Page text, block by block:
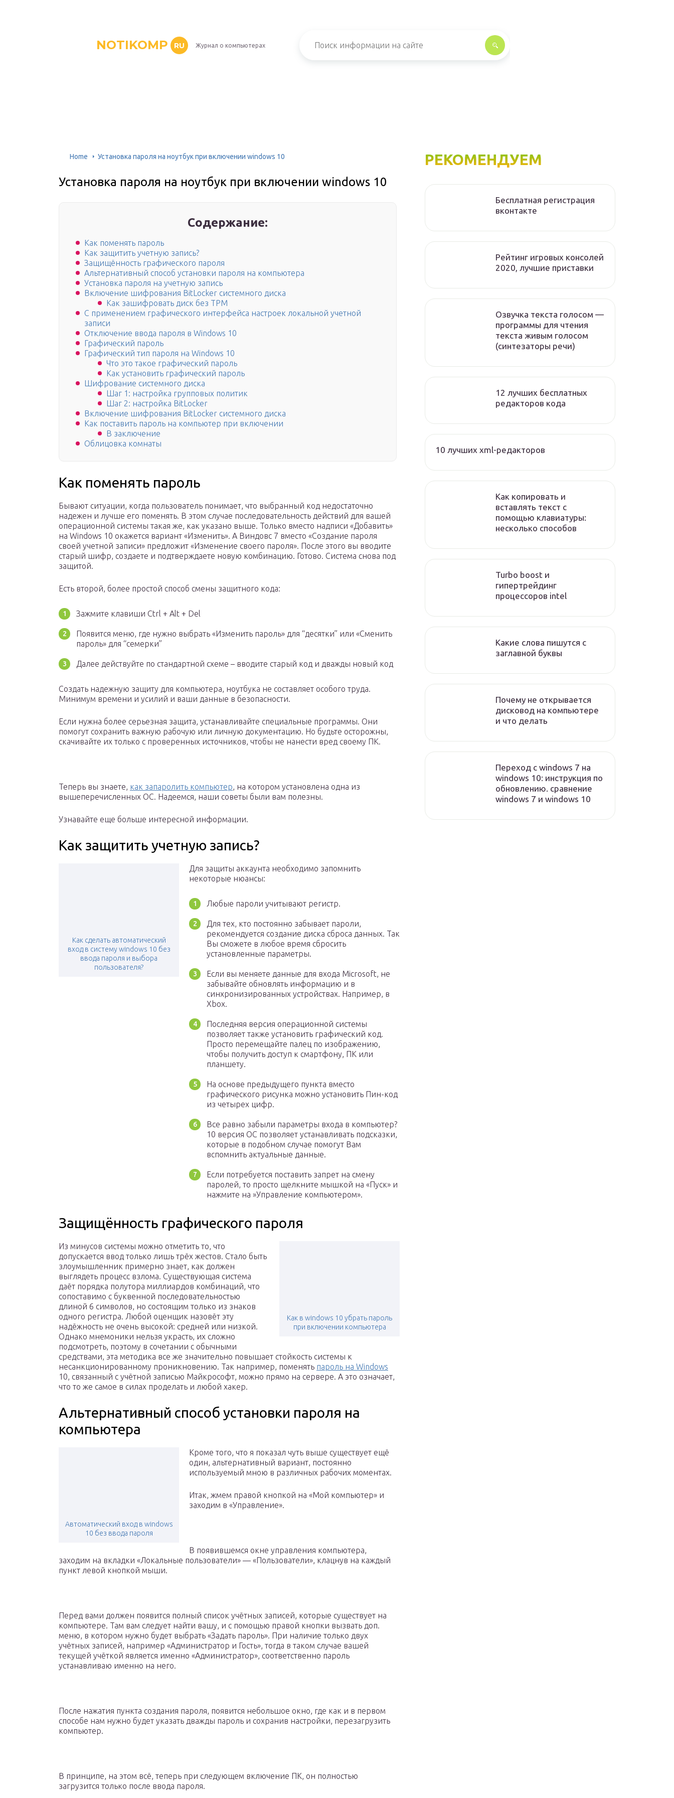
NOTIKOMP RU Журнал о компьютерах
Home Установка пароля на ноутбук при включении windows 10
Установка пароля на ноутбук при включении windows 10
Содержание:
Как поменять пароль
Как защитить учетную запись?
Защищённость графического пароля
Альтернативный способ установки пароля на компьютера
Установка пароля на учетную запись
Включение шифрования BitLocker системного диска
Как зашифровать диск без TPM
С применением графического интерфейса настроек локальной учетной
записи
Отключение ввода пароля в Windows 10
Графический пароль
Графический тип пароля на Windows 10
Что это такое графический пароль
Как установить графический пароль
Шифрование системного диска
Шаг 1: настройка групповых политик
Шаг 2: настройка BitLocker
Включение шифрования BitLocker системного диска
Как поставить пароль на компьютер при включении
В заключение
Облицовка комнаты
Как поменять пароль
Бывают ситуации, когда пользователь понимает, что выбранный код недостаточно
надежен и лучше его поменять. В этом случае последовательность действий для вашей
операционной системы такая же, как указано выше. Только вместо надписи «Добавить»
на Windows 10 окажется вариант «Изменить». А Виндовс 7 вместо «Создание пароля
своей учетной записи» предложит «Изменение своего пароля». После этого вы вводите
старый шифр, создаете и подтверждаете новую комбинацию. Готово. Система снова под
защитой.
Есть второй, более простой способ смены защитного кода:
Зажмите клавиши Ctrl + Alt + Del
Появится меню, где нужно выбрать «Изменить пароль» для “десятки” или «Сменить
пароль» для “семерки”
Далее действуйте по стандартной схеме – вводите старый код и дважды новый код
Создать надежную защиту для компьютера, ноутбука не составляет особого труда.
Минимум времени и усилий и ваши данные в безопасности.
Если нужна более серьезная защита, устанавливайте специальные программы. Они
помогут сохранить важную рабочую или личную документацию. Но будьте осторожны,
скачивайте их только с проверенных источников, чтобы не нанести вред своему ПК.
Теперь вы знаете, как запаролить компьютер, на котором установлена одна из
вышеперечисленных ОС. Надеемся, наши советы были вам полезны.
Узнавайте еще больше интересной информации.
Как защитить учетную запись?
Как сделать автоматический
вход в систему windows 10 без
ввода пароля и выбора
пользователя?
Для защиты аккаунта необходимо запомнить
некоторые нюансы:
Любые пароли учитывают регистр.
Для тех, кто постоянно забывает пароли,
рекомендуется создание диска сброса данных. Так
Вы сможете в любое время сбросить
установленные параметры.
Если вы меняете данные для входа Microsoft, не
забывайте обновлять информацию и в
синхронизированных устройствах. Например, в
Xbox.
Последняя версия операционной системы
позволяет также установить графический код.
Просто перемещайте палец по изображению,
чтобы получить доступ к смартфону, ПК или
планшету.
На основе предыдущего пункта вместо
графического рисунка можно установить Пин-код
из четырех цифр.
Все равно забыли параметры входа в компьютер?
10 версия ОС позволяет устанавливать подсказки,
которые в подобном случае помогут Вам
вспомнить актуальные данные.
Если потребуется поставить запрет на смену
паролей, то просто щелкните мышкой на «Пуск» и
нажмите на »Управление компьютером».
Защищённость графического пароля
Как в windows 10 убрать пароль
при включении компьютера
Из минусов системы можно отметить то, что
допускается ввод только лишь трёх жестов. Стало быть
злоумышленник примерно знает, как должен
выглядеть процесс взлома. Существующая система
даёт порядка полутора миллиардов комбинаций, что
сопоставимо с буквенной последовательностью
длиной 6 символов, но состоящим только из знаков
одного регистра. Любой оценщик назовёт эту
надёжность не очень высокой: средней или низкой.
Однако мнемоники нельзя украсть, их сложно
подсмотреть, поэтому в сочетании с обычными
средствами, эта методика все же значительно повышает стойкость системы к
несанкционированному проникновению. Так например, поменять пароль на Windows
10, связанный с учётной записью Майкрософт, можно прямо на сервере. А это означает,
что то же самое в силах проделать и любой хакер.
Альтернативный способ установки пароля на
компьютера
Автоматический вход в windows
10 без ввода пароля
Кроме того, что я показал чуть выше существует ещё
один, альтернативный вариант, постоянно
используемый мною в различных рабочих моментах.
Итак, жмем правой кнопкой на «Мой компьютер» и
заходим в «Управление».
В появившемся окне управления компьютера,
заходим на вкладки «Локальные пользователи» — «Пользователи», клацнув на каждый
пункт левой кнопкой мыши.
Перед вами должен появится полный список учётных записей, которые существует на
компьютере. Там вам следует найти вашу, и с помощью правой кнопки вызвать доп.
меню, в котором нужно будет выбрать «Задать пароль». При наличие только двух
учётных записей, например «Администратор и Гость», тогда в таком случае вашей
текущей учёткой является именно «Администратор», соответственно пароль
устанавливаю именно на него.
После нажатия пункта создания пароля, появится небольшое окно, где как и в первом
способе нам нужно будет указать дважды пароль и сохранив настройки, перезагрузить
компьютер.
В принципе, на этом всё, теперь при следующем включение ПК, он полностью
загрузится только после ввода пароля.
РЕКОМЕНДУЕМ
Бесплатная регистрация
вконтакте
Рейтинг игровых консолей
2020, лучшие приставки
Озвучка текста голосом —
программы для чтения
текста живым голосом
(синтезаторы речи)
12 лучших бесплатных
редакторов кода
10 лучших xml-редакторов
Как копировать и
вставлять текст с
помощью клавиатуры:
несколько способов
Turbo boost и
гипертрейдинг
процессоров intel
Какие слова пишутся с
заглавной буквы
Почему не открывается
дисковод на компьютере
и что делать
Переход с windows 7 на
windows 10: инструкция по
обновлению. сравнение
windows 7 и windows 10